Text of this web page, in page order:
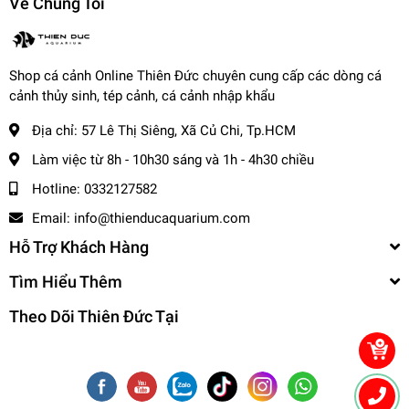
động trong ngành cá cảnh hơn 20 năm, nhận được
sự tin tưởng của hàng ngàn khách hàng.
nuôi dưỡng trong môi trường đạt chuẩn, đảm bảo
sức khỏe và màu sắc đẹp.
đánh giá tích cực về chất lượng cá, dịch vụ chăm sóc
tận tình, và giá cả hợp lý.
4. Cách để mua sản phẩm cá
cảnh tại trại Thiên Đức
thức sau:
Mua trực tiếp tại trại
Mua online
: Đặt hàng qua:
Website chính thức.cacanhthienduc.com
Shop cá cảnh Online Thiên Đức chuyên cung cấp các dòng cá
cảnh thủy sinh, tép cảnh, cá cảnh nhập khẩu
Địa chỉ: 57 Lê Thị Siêng, Xã Củ Chi, Tp.HCM
Làm việc từ 8h - 10h30 sáng và 1h - 4h30 chiều
Hotline: 0332127582
Email: info@thienducaquarium.com
Hỗ Trợ Khách Hàng
Tìm Hiểu Thêm
Theo Dõi Thiên Đức Tại